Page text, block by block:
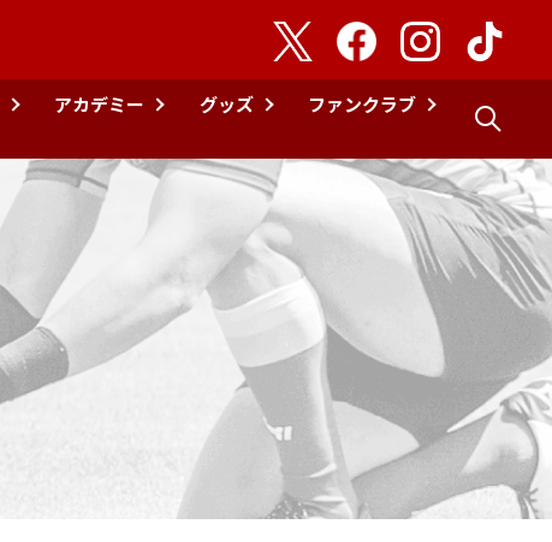
アカデミー グッズ
ファンクラブ